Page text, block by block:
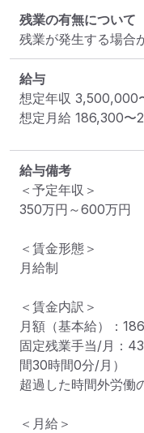
残業の有無について
残業が発生する場合
給与
想定年収 3,500,000
想定月給 186,300〜
給与備考
＜予定年収＞
350万円～600万円
＜賃金形態＞
月給制
＜賃金内訳＞
月額（基本給）：
固定残業手当/月：
間30時間0分/月）
超過した時間外労働
＜月給＞